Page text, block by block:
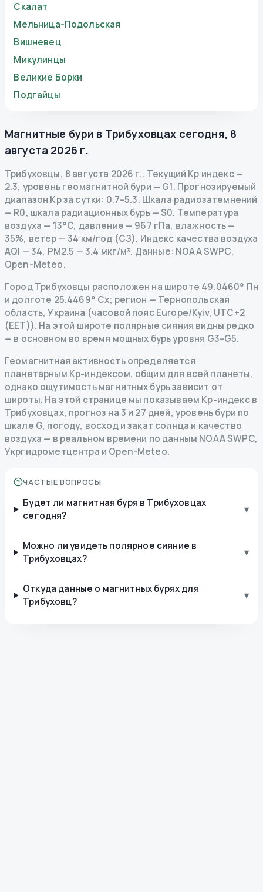
Скалат
Мельница-Подольская
Вишневец
Микулинцы
Великие Борки
Подгайцы
Магнитные бури в Трибуховцах сегодня, 8
августа 2026 г.
Трибуховцы, 8 августа 2026 г.. Текущий Kp индекс—
2.3, уровень геомагнитной бури — G1. Прогнозируемый
диапазон Kp за сутки: 0.7–5.3. Шкала радиозатемнений
— R0, шкала радиационных бурь— S0. Температура
воздуха — 13°C, давление — 967 гПа, влажность —
35%, ветер — 34 км/год (СЗ). Индекс качества воздуха
AQI — 34, PM2.5 — 3.4 мкг/м³. Данные: NOAA SWPC,
Open-Meteo.
Город Трибуховцы расположен на широте 49.0460° Пн
и долготе 25.4469° Сх; регион — Тернопольская
область, Украина (часовой пояс Europe/Kyiv, UTC+2
(EET)). На этой широте полярные сияния видны редко
— в основном во время мощных бурь уровня G3–G5.
Геомагнитная активность определяется
планетарным Kp-индексом, общим для всей планеты,
однако ощутимость магнитных бурь зависит от
широты. На этой странице мы показываем Kp-индекс в
Трибуховцах, прогноз на 3 и 27 дней, уровень бури по
шкале G, погоду, восход и закат солнца и качество
воздуха — в реальном времени по данным NOAA SWPC,
Укргидрометцентра и Open-Meteo.
ЧАСТЫЕ ВОПРОСЫ
Будет ли магнитная буря в Трибуховцах
сегодня?
▾
Можно ли увидеть полярное сияние в
Трибуховцах?
▾
Откуда данные о магнитных бурях для
Трибуховц?
▾